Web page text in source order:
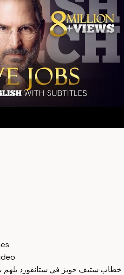
خطاب ستيف جوبز في ستانفورد يلهم